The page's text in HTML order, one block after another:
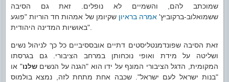
שמוכתב להם, והשמיים לא נופלים. זאת גם הסיבה
ששמואלוב-ברקוביץ'אמרה בראיון שקיומן של אמהות חד הוריות "פוגע
באושיות המדינה היהודית".
זאת הסיבה שפונדמנטליסטים דתיים אובססיביים כל כך לניהול נשים
ושליטה על מידת ואופי נוכחותן במרחב הציבורי. גם בגרסתו
המקומית, הדגל הציבורי המונף על ידו הוא "הגנה על הנשיםשלנו" או
"בנות ישראל לעם ישראל". שכבה אחת מתחת לזה, נמצא בולמוס